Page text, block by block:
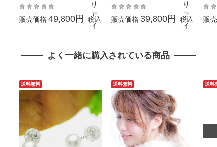
ルバー SV 結婚式 冠婚葬
祭 成人式 卒業 入園 入学
式 母の日 プレゼント 贈
販売価格 49,800円 税込
バー SV 結婚式 冠婚葬祭
本真珠 成人式 卒業 入園
入学式 母の日 プレゼン
販売価格 39,800円 税込
葬
学
販
よく一緒に購入されている商品
送料無料 送料無料 送料